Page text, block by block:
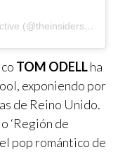
A post shared by The Insiders Collective (@theinsidersco)
TOM ODELLha
exponiendo por
de Reino Unido.
‘Región de
pop romántico de